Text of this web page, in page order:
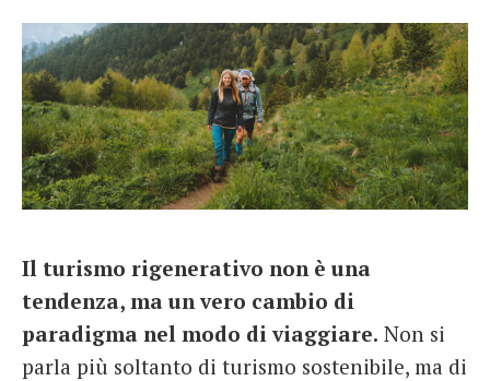
Italiano
German
English
Spanish
French
Il turismo rigenerativo non è una
tendenza, ma un vero cambio di
paradigma nel modo di viaggiare. Non si
parla più soltanto di turismo sostenibile, ma di